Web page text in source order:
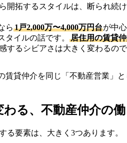
開拓するスタイルは、断られ続
ら 1戸2,000万〜4,000万円台が中
タイルの話です。 居住用の賃貸
するシビアさは大きく変わるので
賃貸仲介を同じ「不動産営業」
る、不動産仲介の
る要素は、大きく3つあります。